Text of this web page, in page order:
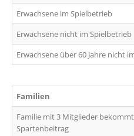
Erwachsene im Spielbetrieb
Erwachsene nicht im Spielbetrieb
Erwachsene über 60 Jahre nicht
Familien
Familie mit 3 Mitglieder
Spartenbeitrag